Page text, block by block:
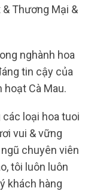
Thương Mại &
nghành hoa
tin cậy của
Cà Mau.
loại hoa tuoi
vui & vững
chuyên viên
tôi luôn luôn
khách hàng